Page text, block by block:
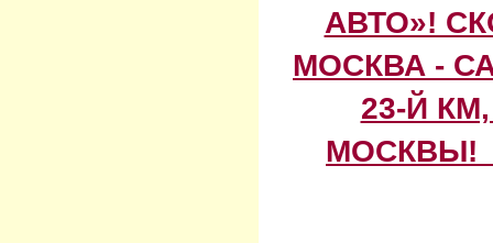
АВТО»!
МОСКВА -
23-Й
МОСКВЫ!